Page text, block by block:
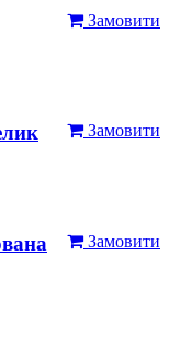
Замовити
Замовити
Замовити